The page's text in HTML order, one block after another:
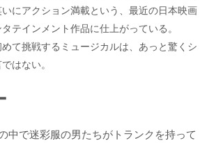
にアクション満載という、最近の日本映画
テインメント作品に仕上がっている。
て挑戦するミュージカルは、あっと驚くシ
はない。
中で迷彩服の男たちがトランクを持って